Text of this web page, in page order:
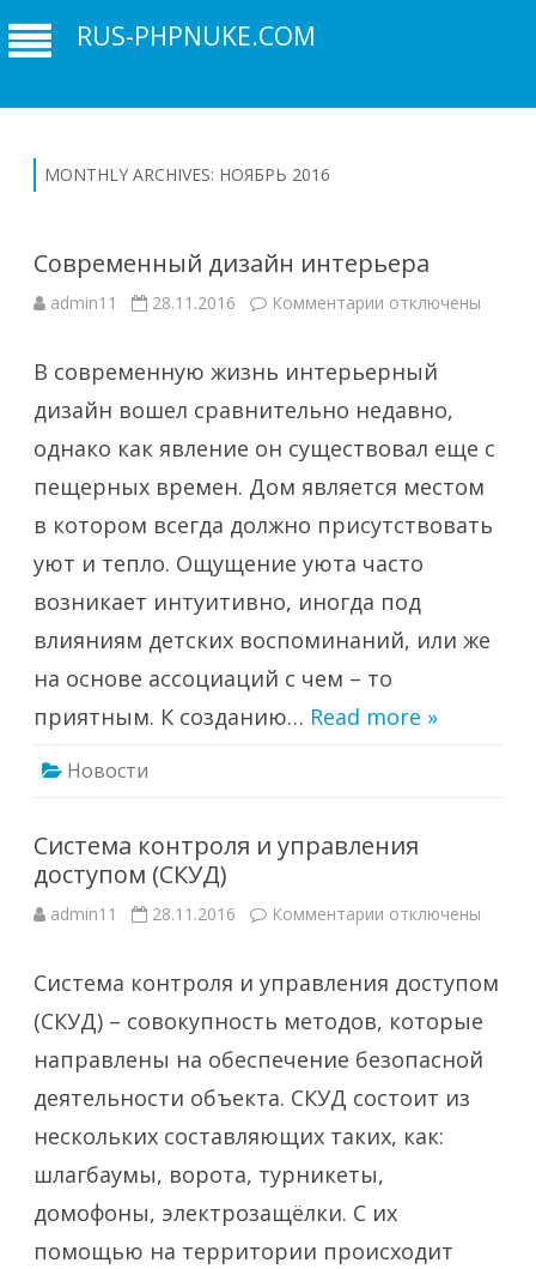
RUS-PHPNUKE.COM
MONTHLY ARCHIVES: НОЯБРЬ 2016
Современный дизайн интерьера
admin11 28.11.2016 Комментарии к
интерьера
отключены
В современную жизнь интерьерный
дизайн вошел сравнительно недавно,
однако как явление он существовал еще с
пещерных времен. Дом является местом
в котором всегда должно присутствовать
уют и тепло. Ощущение уюта часто
возникает интуитивно, иногда под
влияниям детских воспоминаний, или же
на основе ассоциаций с чем – то
приятным. К созданию… Read more »
Новости
Система контроля и управления
доступом (СКУД)
admin11 28.11.2016 Комментарии к
и
управления
доступом
(СКУД)
отключены
Система контроля и управления доступом
(СКУД) – совокупность методов, которые
направлены на обеспечение безопасной
деятельности объекта. СКУД состоит из
нескольких составляющих таких, как:
шлагбаумы, ворота, турникеты,
домофоны, электрозащёлки. С их
помощью на территории происходит